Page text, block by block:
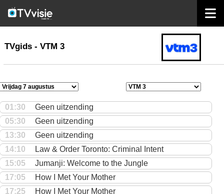
TVgids
TVgids - VTM 3
01:30
Geen uitzending
05:30
Geen uitzending
13:30
Geen uitzending
14:10
Law & Order Toronto: Criminal Intent
15:05
Jumanji: Welcome to the Jungle
17:05
How I Met Your Mother
17:25
How I Met Your Mother